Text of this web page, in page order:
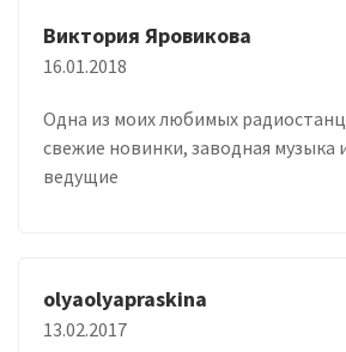
Виктория Яровикова
16.01.2018
Одна из моих любимых
свежие новинки, заводная музыка
ведущие
olyaolyapraskina
13.02.2017